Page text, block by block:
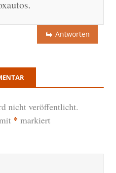
Antworten
nicht veröffentlicht.
* markiert